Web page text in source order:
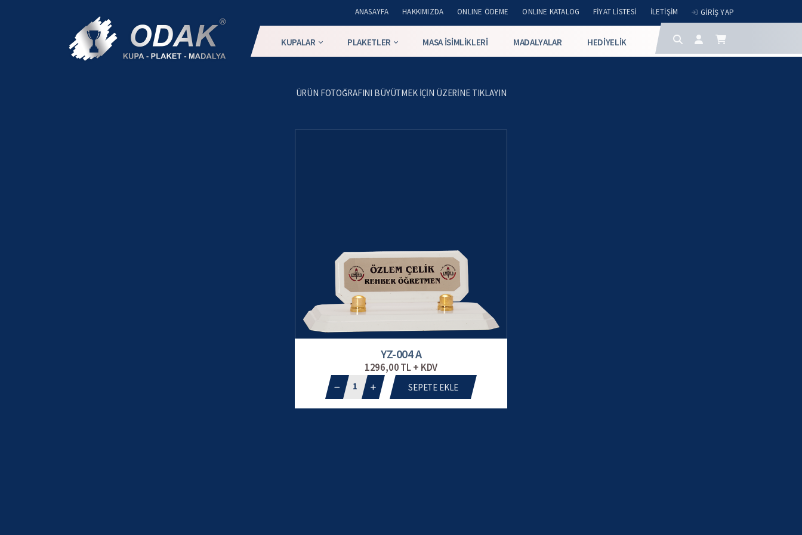
ANASAYFA HAKKIMIZDA ONLINE ÖDEME ONLINE KATALOG FIYAT LISTESI İLETIŞIM GIRIŞ YAP
KUPALAR PLAKETLER MASA İSIMLIKLERI MADALYALAR HEDIYELIK
ÜRÜN FOTOĞRAFINI BÜYÜTMEK IÇIN ÜZERINE TIKLAYIN
YZ-004 A
1296,00 TL + KDV
1 SEPETE EKLE